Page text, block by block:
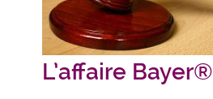
L’affaire Bayer®